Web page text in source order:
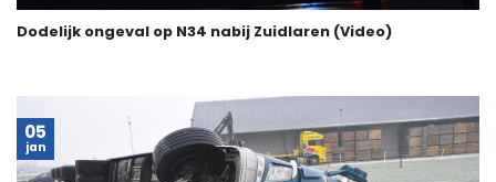
Dodelijk ongeval op N34 nabij Zuidlaren (Video)
05
jan